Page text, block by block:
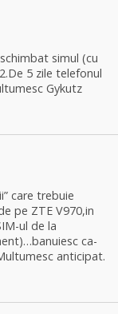
simul (cu
5 zile telefonul
Gykutz
care trebuie
pe ZTE V970,in
ul de la
ca-
anticipat.